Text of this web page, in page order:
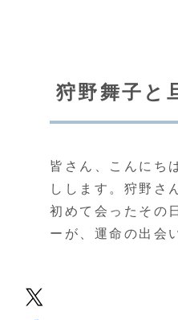
狩野舞子と
皆さん、こんにち
しします。狩野さ
初めて会ったその
ーが、運命の出会